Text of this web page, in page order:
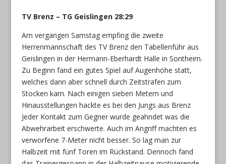
TV Brenz – TG Geislingen 28:29
Am vergangen Samstag empfing die zweite
Herrenmannschaft des TV Brenz den Tabellenführ aus
Geislingen in der Hermann-Eberhardt Halle in Sontheim.
Zu Beginn fand ein gutes Spiel auf Augenhöhe statt,
welches dann aber schnell durch Zeitstrafen zum
Stocken kam. Nach einigen sieben Metern und
Hinausstellungen hackte es bei den Jungs aus Brenz
Jeder Kontakt zum Gegner wurde geahndet was die
Abwehrarbeit erschwerte. Auch im Angriff machten es
verworfene 7-Meter nicht besser. So lag man zur
Halbzeit mit fünf Toren im Rückstand. Dennoch fand